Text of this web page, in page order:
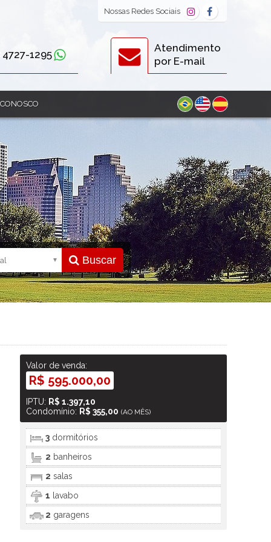
4727-1295
Atendimento
por E-mail
Nossas Redes Sociais
Buscar
Valor de venda:
R$ 595.000,00
IPTU: R$ 1.397,10
Condomínio: R$ 355,00 (AO MÊS)
3 dormitórios
2 banheiros
2 salas
1 lavabo
2 garagens